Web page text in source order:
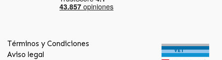
Términos y Condiciones
Aviso legal